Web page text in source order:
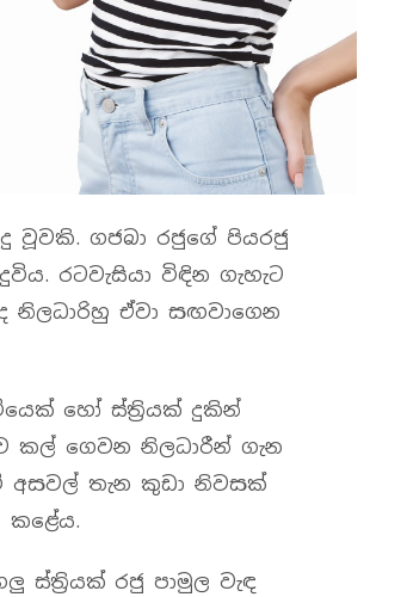
වූවකි. ගජබා රජුගේ පියරජු
රටවැසියා විඳින ගැහැට
නිලධාරිහු ඒවා සඟවාගෙන
හෝ ස්ත්‍රියක් දුකින්
කල් ගෙවන නිලධාරීන් ගැන
අසවල් තැන කුඩා නිවසක්
කළේය.
ස්ත්‍රියක් රජු පාමුල වැඳ